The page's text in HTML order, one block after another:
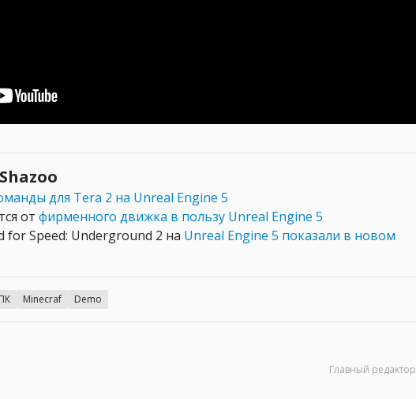
для Tera 2 на Unreal Engine 5
от фирменного движка в пользу Unreal Engine 5
for Speed: Underground 2 на Unreal Engine 5 показали в новом
ПК Minecraf Demo
Главный редактор